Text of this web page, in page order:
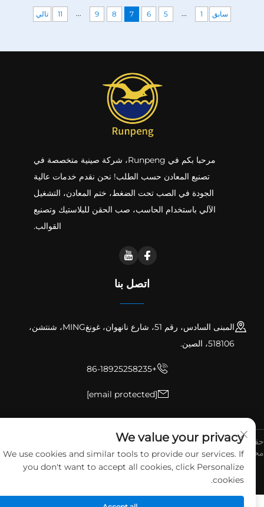
سابق تالي
مرحبا بكم في Runpeng، شركة صينية متخصصة في
تصنيع المعادن حسب الطلب! نحن نقدم خدمات عالية
الجودة في الصب تحت الضغط، ختم المعادن، التشغيل
الآلي باستخدام الحاسب، صب الحقن للبلاستيك وتصنيع
القوالب.
اتصل بنا
المبنى السادس، رقم 51، شارع نانهوان، غونغMING، شنتشن،
518106، الصين.
+86-18925258235
[email protected]
النشر © شركة شنتشن رونبنغ للعتاد الدقيق المحدودة. جميع الحقوق
سياسة الخصوصية مدونة
We value your privacy
We use cookies and similar tools to provide our services. If
you don't want to accept all cookies, click Personalize
cookies.